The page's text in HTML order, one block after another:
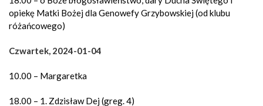
opiekę Matki Bożej dla Genowefy Grzybowskiej (od klubu
różańcowego)
Czwartek, 2024-01-04
10.00 – Margaretka
18.00 – 1. Zdzisław Dej (greg. 4)